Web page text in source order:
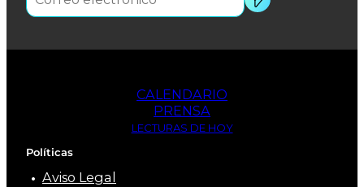
CALENDARIO
PRENSA
LECTURAS DE HOY
Políticas
Aviso Legal